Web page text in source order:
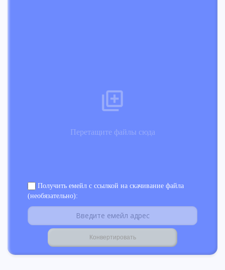
Перетащите файлы сюда
Получить емейл с ссылкой на скачивание файла
(необязательно):